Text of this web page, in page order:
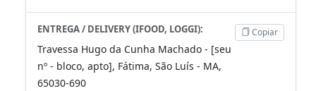
ENTREGA / DELIVERY (IFOOD, LOGGI):
Travessa Hugo da Cunha Machado - [seu
nº - bloco, apto], Fátima, São Luís - MA,
65030-690
Copiar